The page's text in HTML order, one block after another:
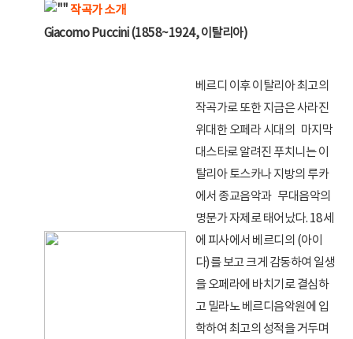
작곡가 소개
Giacomo Puccini (1858~1924, 이탈리아)
베르디 이후 이탈리아 최고의
작곡가로 또한 지금은 사라진
위대한 오페라 시대의 마지막
대스타로 알려진 푸치니는 이
탈리아 토스카나 지방의 루카
에서 종교음악과 무대음악의
명문가 자제로 태어났다. 18세
에 피사에서 베르디의 (아이
다)를 보고 크게 감동하여 일생
을 오페라에 바치기로 결심하
고 밀라노 베르디음악원에 입
학하여 최고의 성적을 거두며